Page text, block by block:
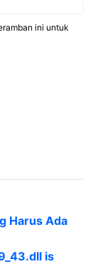
ini untuk
Harus Ada
is